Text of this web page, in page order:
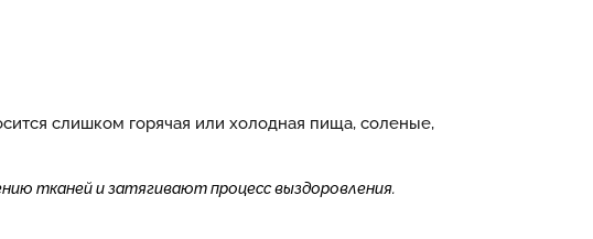
слишком горячая или холодная пища, соленые,
тканей и затягивают процесс выздоровления.